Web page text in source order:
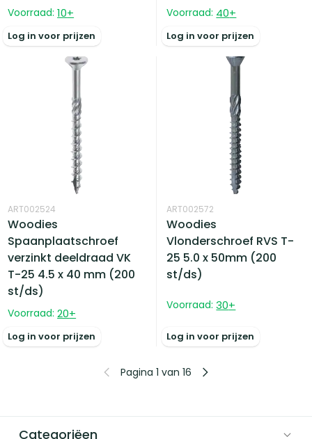
Voorraad: 10+
Log in voor prijzen
Voorraad: 40+
Log in voor prijzen
ART002524
Woodies
Spaanplaatschroef
verzinkt deeldraad VK
T-25 4.5 x 40 mm (200
st/ds)
Voorraad: 20+
Log in voor prijzen
ART002572
Woodies
Vlonderschroef RVS T-
25 5.0 x 50mm (200
st/ds)
Voorraad: 30+
Log in voor prijzen
Pagina 1 van 16
Categoriëen